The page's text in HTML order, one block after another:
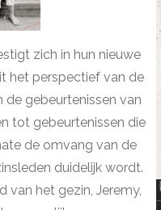
zich in hun nieuwe
het perspectief van de
de gebeurtenissen van
tot gebeurtenissen die
de omvang van de
duidelijk wordt.
van het gezin, Jeremy,